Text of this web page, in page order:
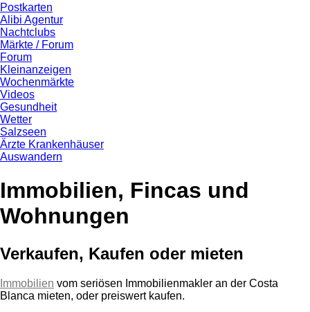
Postkarten
Alibi Agentur
Nachtclubs
Märkte / Forum
Forum
Kleinanzeigen
Wochenmärkte
Videos
Gesundheit
Wetter
Salzseen
Ärzte Krankenhäuser
Auswandern
Immobilien, Fincas und
Wohnungen
Verkaufen, Kaufen oder mieten
Immobilien vom seriösen Immobilienmakler an der Costa
Blanca mieten, oder preiswert kaufen.